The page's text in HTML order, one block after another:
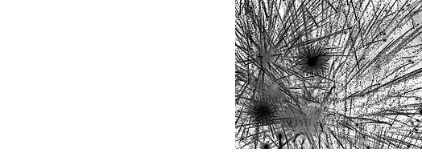
➤
Light and Shadow
2020年2月15日－3月15日